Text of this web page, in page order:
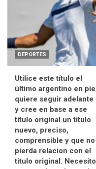
DEPORTES
Utilice este título el
último argentino en pie
quiere seguir adelante
y cree en base a ese
titulo original un titulo
nuevo, preciso,
comprensible y que no
pierda relacion con el
titulo original. Necesito